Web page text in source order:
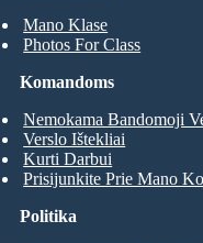
Mano Klase
Photos For Class
Komandoms
Nemokama Bandomoji
Verslo Ištekliai
Kurti Darbui
Prisijunkite Prie Mano
Politika